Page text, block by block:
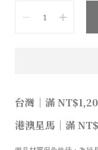
台灣 ｜ 滿
港澳星馬 ｜ 滿